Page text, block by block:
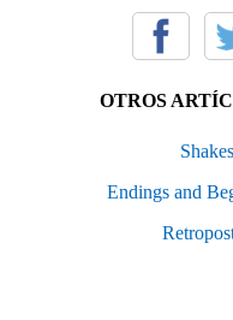
OTROS
Endings and